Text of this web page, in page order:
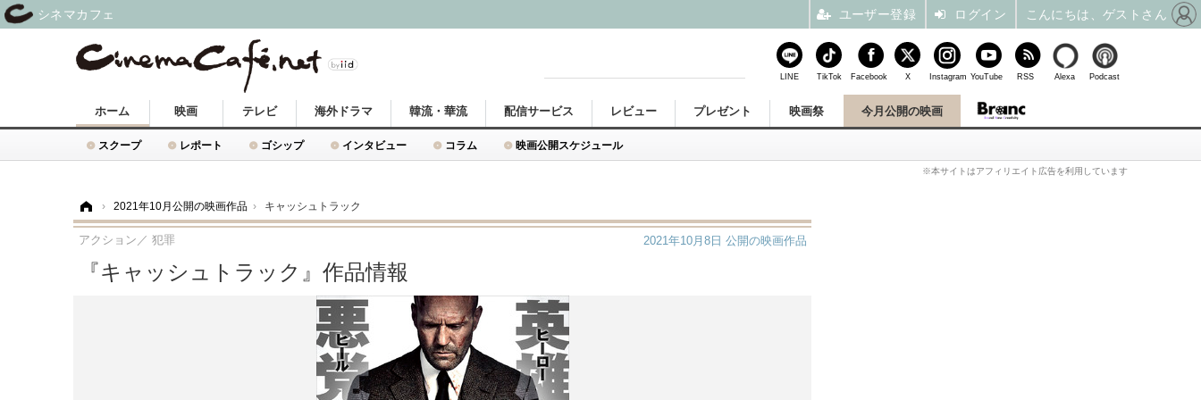
ホーム
スクープ レポート ゴシップ インタビュー コラム 映画公開スケジュール
映画 テレビ 海外ドラマ 韓流・華流 配信サービス レビュー プレゼント 映画祭 今月公開の映画
※本サイトはアフィリエイト広告を利用しています
› 2021年10月公開の映画作品 › キャッシュトラック
アクション／ 犯罪
『キャッシュトラック』作品情報
2021年10月8日 公開の映画作品
LINE TikTok Facebook X Instagram YouTube RSS Alexa Podcast
シネマカフェ ユーザー登録 ログイン こんにちは、ゲストさん